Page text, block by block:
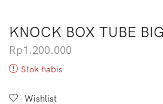
KNOCK BOX TUBE
Rp1.200.000
Stok habis
Wishlist